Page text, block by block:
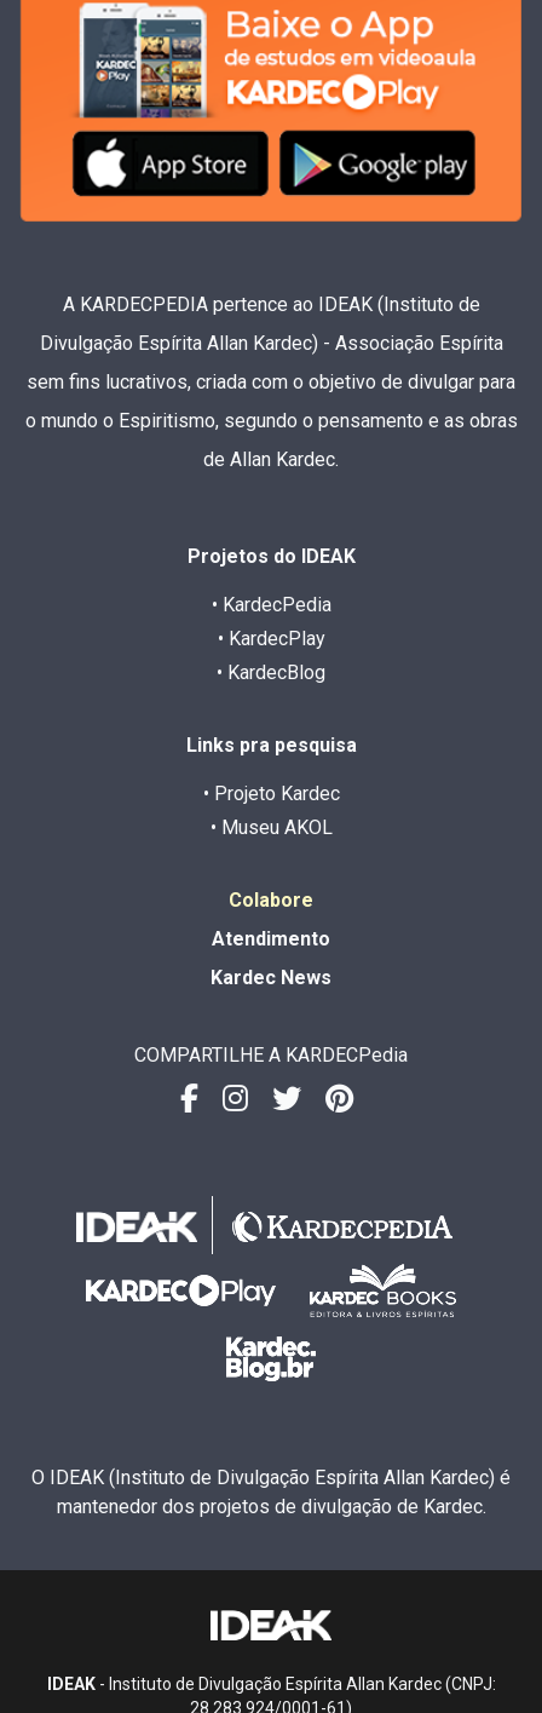
A KARDECPEDIA pertence ao IDEAK (Instituto de
Divulgação Espírita Allan Kardec) - Associação Espírita
sem fins lucrativos, criada com o objetivo de divulgar para
o mundo o Espiritismo, segundo o pensamento e as obras
de Allan Kardec.
Projetos do IDEAK
• KardecPedia
• KardecPlay
• KardecBlog
Links pra pesquisa
• Projeto Kardec
• Museu AKOL
Colabore
Atendimento
Kardec News
COMPARTILHE A KARDECPedia
O IDEAK (Instituto de Divulgação Espírita Allan Kardec) é
mantenedor dos projetos de divulgação de Kardec.
IDEAK- Instituto de Divulgação Espírita Allan Kardec (CNPJ:
28.283.924/0001-61)